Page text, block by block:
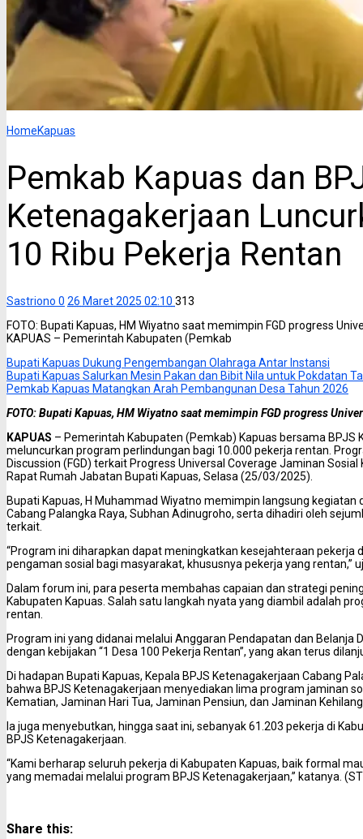
HomeKapuas
Pemkab Kapuas dan
Ketenagakerjaan
10 Ribu Pekerja Rentan
Sastriono 0 26 Maret 2025 02:10 313
FOTO: Bupati Kapuas, HM Wiyatno saat memimpin FGD progress
KAPUAS – Pemerintah Kabupaten (Pemkab
Bupati Kapuas Dukung Pengembangan Olahraga Antar Instansi
Bupati Kapuas Salurkan Mesin Pakan dan Bibit Nila untuk Pokdatan
Pemkab Kapuas Matangkan Arah Pembangunan Desa Tahun 2026
FOTO: Bupati Kapuas, HM Wiyatno saat memimpin FGD progress
KAPUAS – Pemerintah Kabupaten (Pemkab) Kapuas bersama BPJS
meluncurkan program perlindungan bagi 10.000 pekerja rentan.
Discussion (FGD) terkait Progress Universal Coverage Jaminan
Rapat Rumah Jabatan Bupati Kapuas, Selasa (25/03/2025).
Bupati Kapuas, H Muhammad Wiyatno memimpin langsung
Cabang Palangka Raya, Subhan Adinugroho, serta dihadiri oleh
terkait.
“Program ini diharapkan dapat meningkatkan kesejahteraan pekerja
pengaman sosial bagi masyarakat, khususnya pekerja yang rentan,”
Dalam forum ini, para peserta membahas capaian dan strategi
Kabupaten Kapuas. Salah satu langkah nyata yang diambil adalah
rentan.
Program ini yang didanai melalui Anggaran Pendapatan dan Belanja
dengan kebijakan “1 Desa 100 Pekerja Rentan”, yang akan terus
Di hadapan Bupati Kapuas, Kepala BPJS Ketenagakerjaan Cabang
bahwa BPJS Ketenagakerjaan menyediakan lima program jaminan
Kematian, Jaminan Hari Tua, Jaminan Pensiun, dan Jaminan
Ia juga menyebutkan, hingga saat ini, sebanyak 61.203 pekerja di
BPJS Ketenagakerjaan.
“Kami berharap seluruh pekerja di Kabupaten Kapuas, baik formal
yang memadai melalui program BPJS Ketenagakerjaan,” katanya.
Share this: